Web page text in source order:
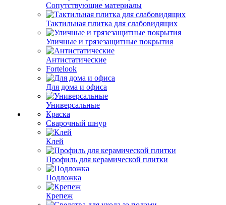
Сопутствующие материалы
Тактильная плитка для слабовидящих
Уличные и грязезащитные покрытия
Антистатические
Fortelook
Для дома и офиса
Универсальные
Краска
Сварочный шнур
Клей
Профиль для керамической плитки
Подложка
Крепеж